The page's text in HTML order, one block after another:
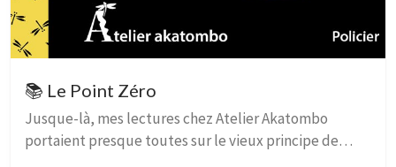
📚 Le Point Zéro
Jusque-là, mes lectures chez Atelier Akatombo
portaient presque toutes sur le vieux principe de